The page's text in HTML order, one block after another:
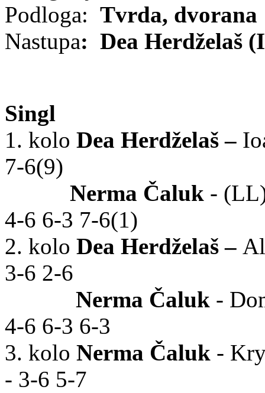
Podloga: Tvrda, dvorana
Nastupa: Dea Herdželaš
Singl
1. kolo Dea Herdželaš–
7-6(9)
Nerma Čaluk -
4-6 6-3 7-6(1)
2. kolo Dea Herdželaš –
3-6 2-6
Nerma Čaluk -
4-6 6-3 6-3
3. kolo Nerma Čaluk -
- 3-6 5-7